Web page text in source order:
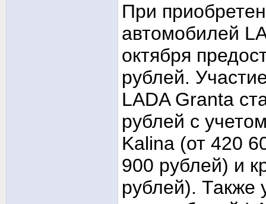
При
автомобилей
октября
рублей.
LADA Granta
рублей с
Kalina (от 420
900 рублей) и
рублей). Также